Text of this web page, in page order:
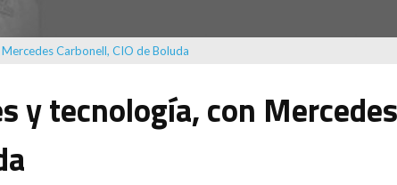
Carbonell, CIO de Boluda
y tecnología, con Mercedes